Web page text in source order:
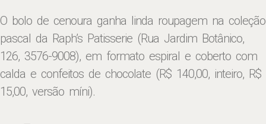
O bolo de cenoura ganha linda roupagem na coleção
pascal da Raph’s Patisserie (Rua Jardim Botânico,
126, 3576-9008), em formato espiral e coberto com
calda e confeitos de chocolate (R$ 140,00, inteiro, R$
15,00, versão míni).